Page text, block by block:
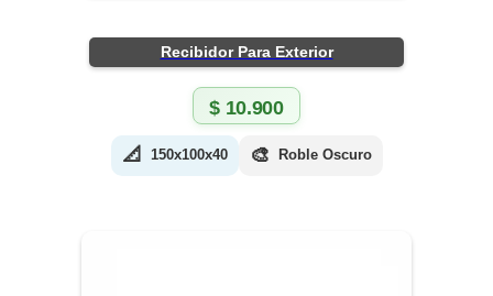
Recibidor Para Exterior
$10.900
📐 150x100x40 🎨 Roble Oscuro